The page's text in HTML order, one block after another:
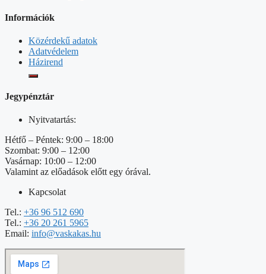
Információk
Közérdekű adatok
Adatvédelem
Házirend
Jegypénztár
Nyitvatartás:
Hétfő – Péntek: 9:00 – 18:00
Szombat: 9:00 – 12:00
Vasárnap: 10:00 – 12:00
Valamint az előadások előtt egy órával.
Kapcsolat
Tel.: +36 96 512 690
Tel.: +36 20 261 5965
Email: info@vaskakas.hu